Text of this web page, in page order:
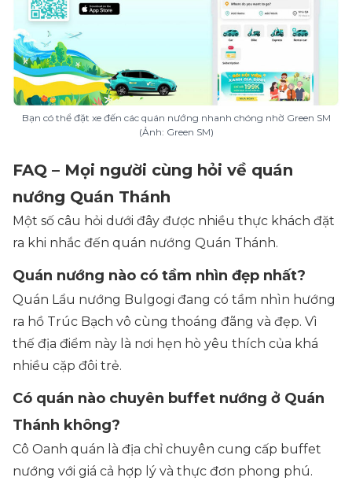
Bạn có thể đặt xe đến các quán nướng nhanh chóng nhờ Green SM
(Ảnh: Green SM)
FAQ – Mọi người cùng hỏi về quán
nướng Quán Thánh
Một số câu hỏi dưới đây được nhiều thực khách đặt
ra khi nhắc đến quán nướng Quán Thánh.
Quán nướng nào có tầm nhìn đẹp nhất?
Quán Lẩu nướng Bulgogi đang có tầm nhìn hướng
ra hồ Trúc Bạch vô cùng thoáng đãng và đẹp. Vì
thế địa điểm này là nơi hẹn hò yêu thích của khá
nhiều cặp đôi trẻ.
Có quán nào chuyên buffet nướng ở Quán
Thánh không?
Cô Oanh quán là địa chỉ chuyên cung cấp buffet
nướng với giá cả hợp lý và thực đơn phong phú.